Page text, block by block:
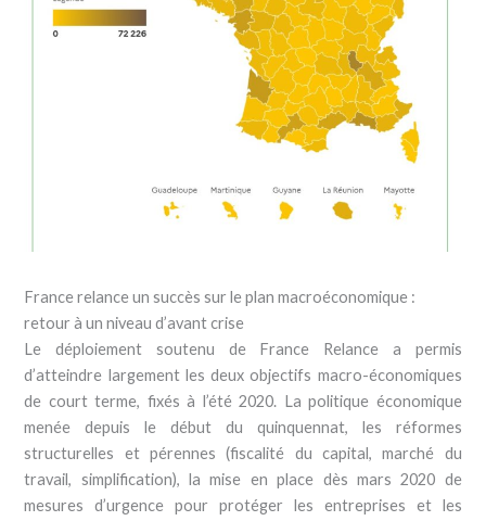
France relance un succès sur le plan macroéconomique :
retour à un niveau d’avant crise
Le déploiement soutenu de France Relance a permis
d’atteindre largement les deux objectifs macro-économiques
de court terme, fixés à l’été 2020. La politique économique
menée depuis le début du quinquennat, les réformes
structurelles et pérennes (fiscalité du capital, marché du
travail, simplification), la mise en place dès mars 2020 de
mesures d’urgence pour protéger les entreprises et les